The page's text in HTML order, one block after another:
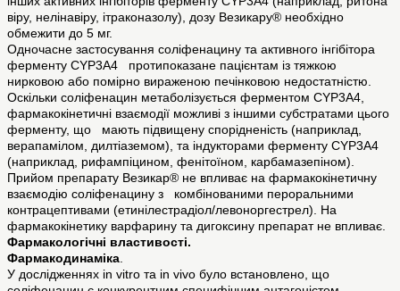
віру, нелінавіру, ітраконазолу), дозу Везикару® необхідно
обмежити до 5 мг.
Одночасне застосування соліфенацину та активного інгібітора
ферменту CYP3A4 протипоказане пацієнтам із тяжкою
нирковою або помірно вираженою печінковою недостатністю.
Оскільки соліфенацин метаболізується ферментом CYP3A4,
фармакокінетичні взаємодії можливі з іншими субстратами цього
ферменту, що мають підвищену спорідненість (наприклад,
верапамілом, дилтіаземом), та індукторами ферменту CYP3A4
(наприклад, рифампіцином, фенітоїном, карбамазепіном).
Прийом препарату Везикар® не впливає на фармакокінетичну
взаємодію соліфенацину з комбінованими пероральними
контрацептивами (етинілестрадіол/левоноргестрел). На
фармакокінетику варфарину та дигоксину препарат не впливає.
Фармакологічні властивості.
Фармакодинаміка.
У дослідженнях in vitro та in vivo було встановлено, що